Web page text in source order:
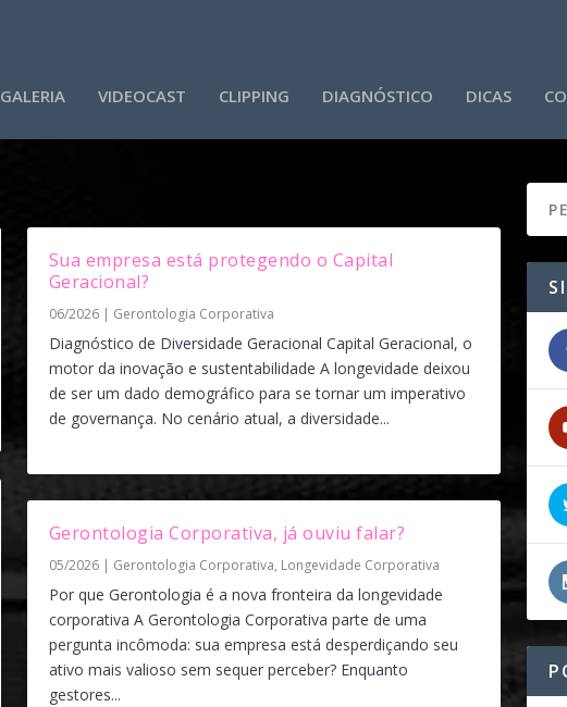
GALERIA VIDEOCAST CLIPPING DIAGNÓSTICO DICAS
Sua empresa está protegendo o Capital
Geracional?
06/2026| Gerontologia Corporativa
Diagnóstico de Diversidade Geracional Capital Geracional, o
motor da inovação e sustentabilidade A longevidade deixou
de ser um dado demográfico para se tornar um imperativo
de governança. No cenário atual, a diversidade...
Gerontologia Corporativa, já ouviu falar?
05/2026| Gerontologia Corporativa, Longevidade Corporativa
Por que Gerontologia é a nova fronteira da longevidade
corporativa A Gerontologia Corporativa parte de uma
pergunta incômoda: sua empresa está desperdiçando seu
ativo mais valioso sem sequer perceber? Enquanto
gestores...